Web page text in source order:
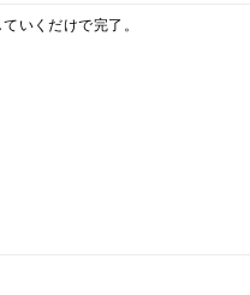
いくだけで完了。